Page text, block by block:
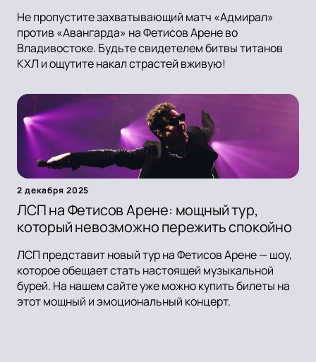
Не пропустите захватывающий матч «Адмирал»
против «Авангарда» на Фетисов Арене во
Владивостоке. Будьте свидетелем битвы титанов
КХЛ и ощутите накал страстей вживую!
2 декабря 2025
ЛСП на Фетисов Арене: мощный тур,
который невозможно пережить спокойно
ЛСП представит новый тур на Фетисов Арене — шоу,
которое обещает стать настоящей музыкальной
бурей. На нашем сайте уже можно купить билеты на
этот мощный и эмоциональный концерт.